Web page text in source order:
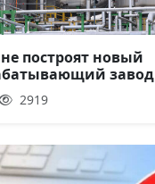
построят новый
завод
2919